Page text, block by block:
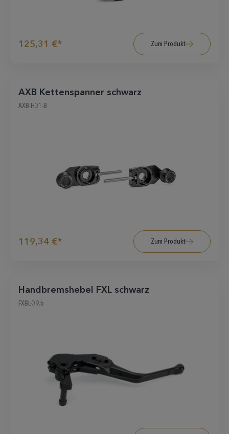
125,31 €* Zum Produkt
AXB Kettenspanner schwarz
AXB-H01-B
119,34 €* Zum Produkt
Handbremshebel FXL schwarz
FXBL-09.b